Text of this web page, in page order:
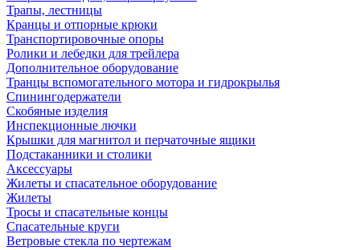
Трапы, лестницы
Кранцы и отпорные крюки
Транспортировочные опоры
Ролики и лебедки для трейлера
Дополнительное оборудование
Транцы вспомогательного мотора и гидрокрылья
Спинингодержатели
Скобяные изделия
Инспекционные лючки
Крышки для магнитол и перчаточные ящики
Подстаканники и столики
Аксессуары
Жилеты и спасательное оборудование
Жилеты
Тросы и спасательные концы
Спасательные круги
Ветровые стекла по чертежам